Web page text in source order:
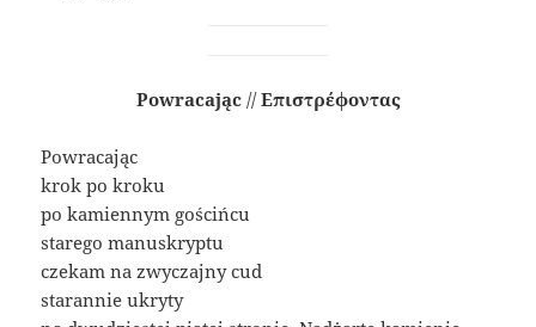
Powracając //Επιστρέφοντας
Powracając
krok po kroku
po kamiennym gościńcu
starego manuskryptu
czekam na zwyczajny cud
starannie ukryty